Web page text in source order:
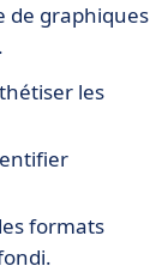
de graphiques
les
formats